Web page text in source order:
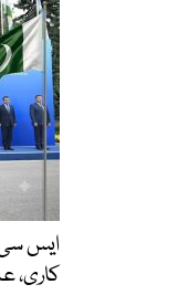
ایس سی
کاری،